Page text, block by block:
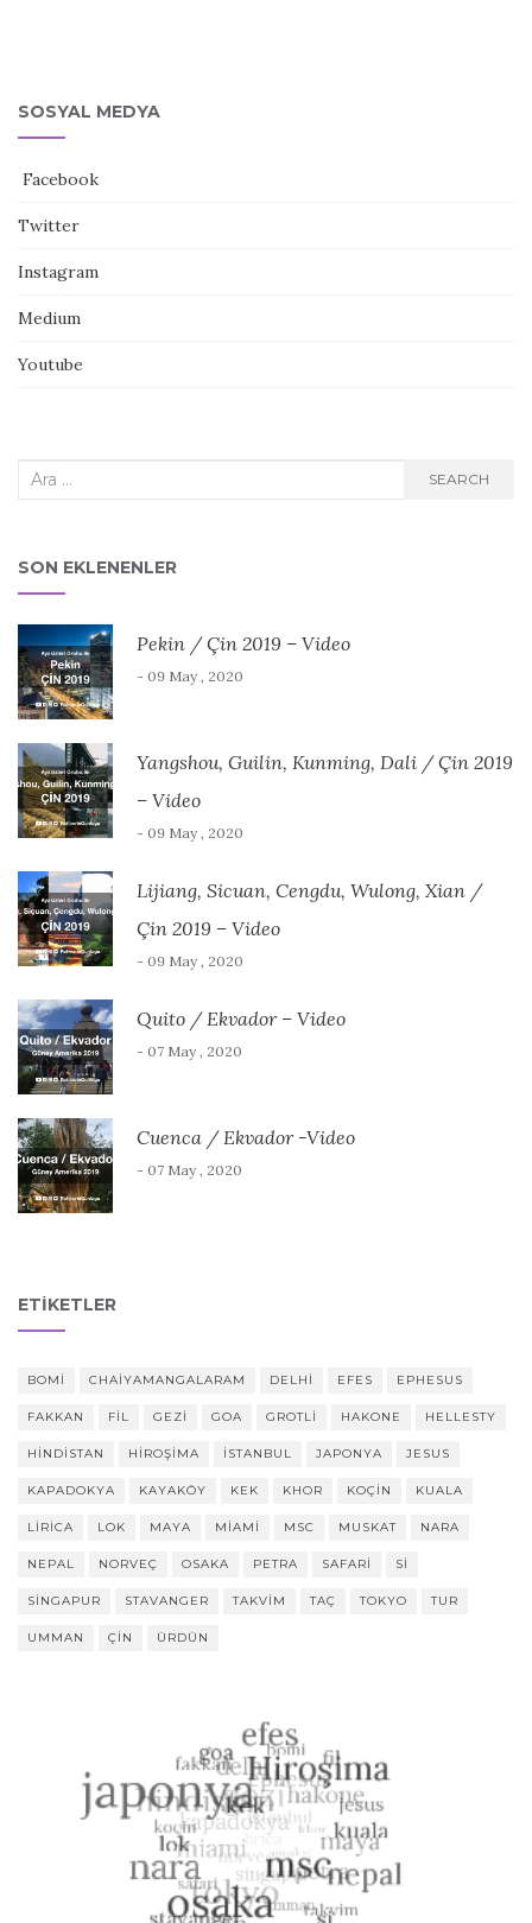
SOSYAL MEDYA
Facebook
Twitter
Instagram
Medium
Youtube
Search
SEARCH
SON EKLENENLER
Pekin / Çin 2019 – Video
- 09 May , 2020
Yangshou, Guilin, Kunming, Dali / Çin 2019
– Video
- 09 May , 2020
Lijiang, Sicuan, Cengdu, Wulong, Xian /
Çin 2019 – Video
- 09 May , 2020
Quito / Ekvador – Video
- 07 May , 2020
Cuenca / Ekvador -Video
- 07 May , 2020
ETIKETLER
BOMI CHAIYAMANGALARAM DELHI EFES EPHESUS
FAKKAN FIL GEZI GOA GROTLI HAKONE HELLESTY
HINDISTAN HIROŞIMA ISTANBUL JAPONYA JESUS
KAPADOKYA KAYAKÖY KEK KHOR KOÇIN KUALA
LIRICA LOK MAYA MIAMI MSC MUSKAT NARA
NEPAL NORVEÇ OSAKA PETRA SAFARI SI
SINGAPUR STAVANGER TAKVIM TAÇ TOKYO TUR
UMMAN ÇIN ÜRDÜN